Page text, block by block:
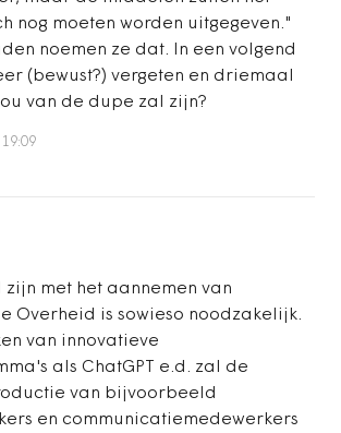
nog moeten worden uitgegeven."
noemen ze dat. In een volgend
(bewust?) vergeten en driemaal
van de dupe zal zijn?
met het aannemen van
Overheid is sowieso noodzakelijk.
van innovatieve
als ChatGPT e.d. zal de
van bijvoorbeeld
en communicatiemedewerkers